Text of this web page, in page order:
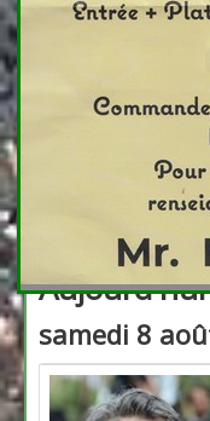
vendredi 7
samedi 8